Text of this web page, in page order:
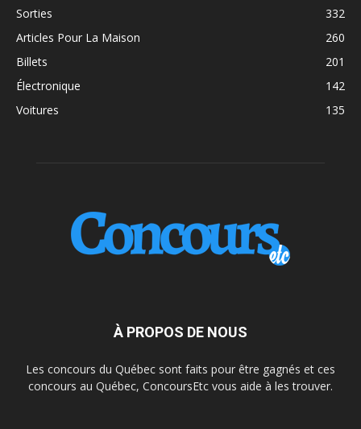
Sorties
332
Articles Pour La Maison
260
Billets
201
Électronique
142
Voitures
135
À PROPOS DE NOUS
Les concours du Québec sont faits pour être gagnés et ces
concours au Québec, ConcoursEtc vous aide à les trouver.